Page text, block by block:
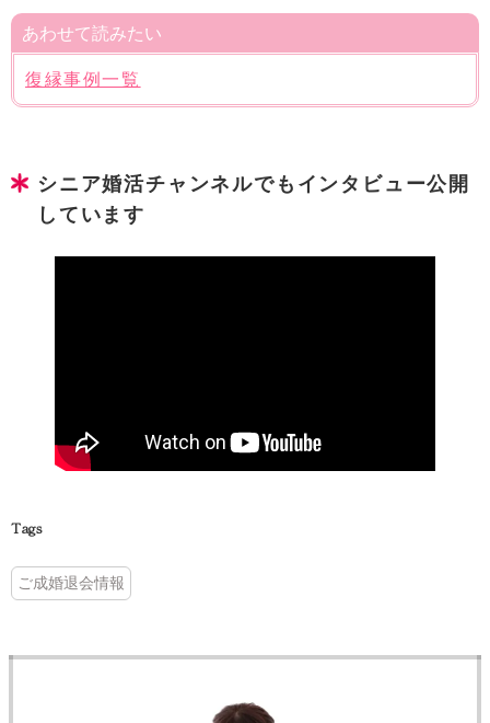
あわせて読みたい
復縁事例一覧
シニア婚活チャンネルでもインタビュー公開
しています
Tags
ご成婚退会情報